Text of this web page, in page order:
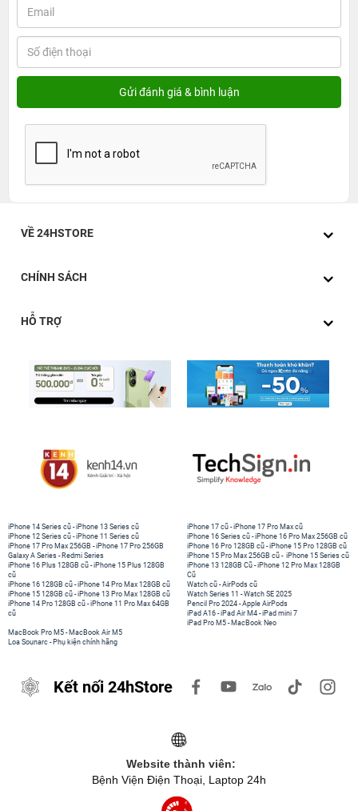
VỀ 24HSTORE
CHÍNH SÁCH
HỖ TRỢ
iPhone 14 Series cũ -iPhone 13 Series cũ
iPhone 12 Series cũ -iPhone 11 Series cũ
iPhone 17 Pro Max 256GB -iPhone 17 Pro 256GB
Galaxy A Series - Redmi Series
iPhone 17 cũ -iPhone 17 Pro Max cũ
iPhone 16 Series cũ - iPhone 16 Pro Max 256GB cũ
iPhone 16 Pro 128GB cũ -iPhone 15 Pro 128GB cũ
iPhone 15 Pro Max 256GB cũ - iPhone 15 Series cũ
iPhone 16 Plus 128GB cũ -iPhone 15 Plus 128GB
cũ
iPhone 16 128GB cũ -iPhone 14 Pro Max 128GB cũ
iPhone 15 128GB cũ -iPhone 13 Pro Max 128GB cũ
iPhone 14 Pro 128GB cũ -iPhone 11 Pro Max 64GB
cũ
iPhone 13 128GB Cũ -iPhone 12 Pro Max 128GB
Cũ
Watch cũ -AirPods cũ
Watch Series 11 -Watch SE 2025
Pencil Pro 2024 -Apple AirPods
iPad A16 -iPad Air M4 -iPad mini 7
iPad Pro M5 - MacBook Neo
MacBook Pro M5 - MacBook Air M5
Loa Sounarc - Phụ kiện chính hãng
Kết nối 24hStore
Website thành viên:
Bệnh Viện Điện Thoại, Laptop 24h